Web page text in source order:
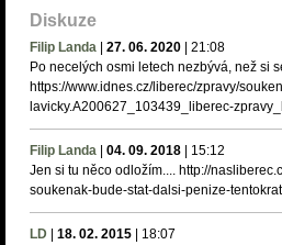
Diskuze
Filip Landa 27. 06. 2020 21:08
Po necelých osmi letech nezbývá, než si
https://www.idnes.cz/liberec/zpravy/
lavicky.A200627_103439_liberec-
Filip Landa 04. 09. 2018 15:12
Jen si tu něco odložím.... http://
soukenak-bude-stat-dalsi-penize-
LD 18. 02. 2015 18:07